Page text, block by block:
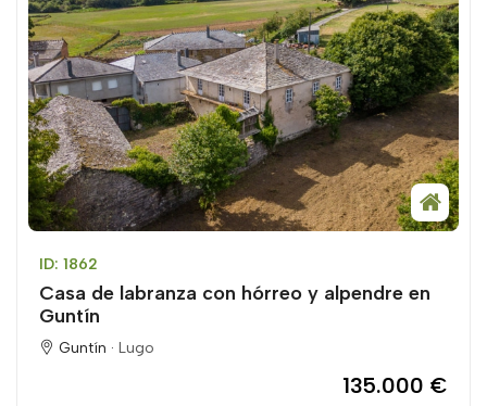
ID: 1862
Casa de labranza con hórreo y alpendre en
Guntín
Guntín · Lugo
135.000 €